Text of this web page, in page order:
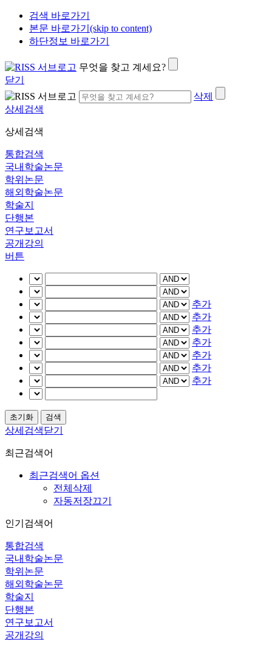
검색 바로가기
본문 바로가기(skip to content)
하단정보 바로가기
무엇을 찾고 계세요?
닫기
삭제
상세검색
상세검색
통합검색
국내학술논문
학위논문
해외학술논문
학술지
단행본
연구보고서
공개강의
버튼
추가
추가
추가
추가
추가
추가
추가
상세검색닫기
최근검색어
최근검색어 옵션
전체삭제
자동저장끄기
인기검색어
통합검색
국내학술논문
학위논문
해외학술논문
학술지
단행본
연구보고서
공개강의